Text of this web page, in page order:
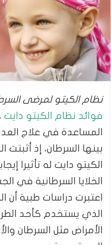
نظام الكيتو لمرضى
فوائد نظام الكيتو دايت
المساعدة في علاج
بينها السرطان، إذ أثبتت
الكيتو دايت له تأثيرا
الخلايا السرطانية في
اعتبرت دراسات طبية أن
الذي يستخدم كأحد
الأمراض مثل السرطان